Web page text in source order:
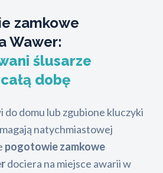
zamkowe
Wawer:
ślusarze
dobę
domu lub zgubione kluczyki
natychmiastowej
pogotowie zamkowe
dociera na miejsce awarii w